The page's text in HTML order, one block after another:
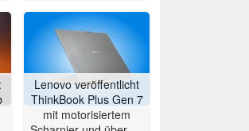
Lenovo veröffentlicht
ThinkBook Plus Gen 7
mit motorisiertem